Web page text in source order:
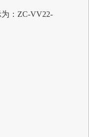
： ZC-VV22-